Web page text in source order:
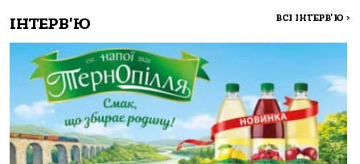
ІНТЕРВ'Ю ВСІ ІНТЕРВ'Ю >